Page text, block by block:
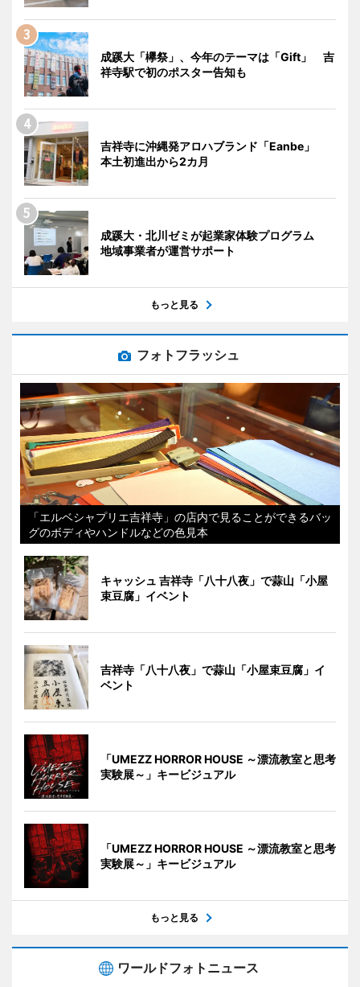
成蹊大「欅祭」、今年のテーマは「Gift」 吉
祥寺駅で初のポスター告知も
吉祥寺に沖縄発アロハブランド「Eanbe」
本土初進出から2カ月
成蹊大・北川ゼミが起業家体験プログラム
地域事業者が運営サポート
もっと見る
フォトフラッシュ
「エルベシャプリエ吉祥寺」の店内で見ることができるバッ
グのボディやハンドルなどの色見本
キャッシュ 吉祥寺「八十八夜」で蒜山「小屋
束豆腐」イベント
吉祥寺「八十八夜」で蒜山「小屋束豆腐」イ
ベント
「UMEZZ HORROR HOUSE ～漂流教室と思考
実験展～」キービジュアル
「UMEZZ HORROR HOUSE ～漂流教室と思考
実験展～」キービジュアル
もっと見る
ワールドフォトニュース